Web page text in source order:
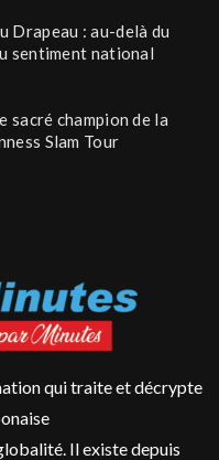
Drapeau : au-delà du
sentiment national
sacré champion de la
Slam Tour
qui traite et décrypte
Il existe depuis